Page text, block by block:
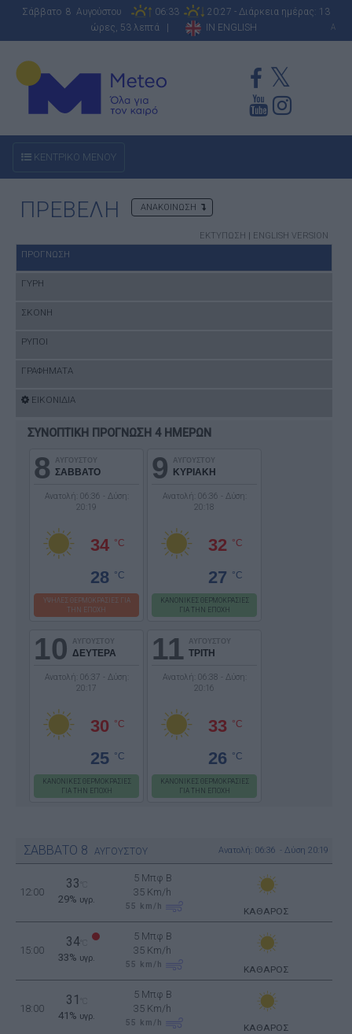
Σάββατο 8 Αυγούστου 06:33
20:27 - Διάρκεια ημέρας: 13
ώρες, 53 λεπτά |
IN ENGLISH A
ΚΕΝΤΡΙΚΟ ΜΕΝΟΥ
ΠΡΕΒΕΛΗ ΑΝΑΚΟΙΝΩΣΗ
ΕΚΤΥΠΩΣΗ | ENGLISH VERSION
ΠΡΟΓΝΩΣΗ
ΓΥΡΗ
ΣΚΟΝΗ
ΡΥΠΟΙ
ΓΡΑΦΗΜΑΤΑ
ΕΙΚΟΝΙΔΙΑ
ΣΥΝΟΠΤΙΚΗ ΠΡΟΓΝΩΣΗ 4 ΗΜΕΡΩΝ
8 ΑΥΓΟΥΣΤΟΥ
ΣΑΒΒΑΤΟ
Ανατολή: 06:36 - Δύση:
20:19
34 °C
28 °C
ΥΨΗΛΕΣ ΘΕΡΜΟΚΡΑΣΙΕΣ ΓΙΑ
ΤΗΝ ΕΠΟΧΗ
9 ΑΥΓΟΥΣΤΟΥ
ΚΥΡΙΑΚΗ
Ανατολή: 06:36 - Δύση:
20:18
32 °C
27 °C
ΚΑΝΟΝΙΚΕΣ ΘΕΡΜΟΚΡΑΣΙΕΣ
ΓΙΑ ΤΗΝ ΕΠΟΧΗ
10 ΑΥΓΟΥΣΤΟΥ
ΔΕΥΤΕΡΑ
Ανατολή: 06:37 - Δύση:
20:17
30 °C
25 °C
ΚΑΝΟΝΙΚΕΣ ΘΕΡΜΟΚΡΑΣΙΕΣ
ΓΙΑ ΤΗΝ ΕΠΟΧΗ
11 ΑΥΓΟΥΣΤΟΥ
ΤΡΙΤΗ
Ανατολή: 06:38 - Δύση:
20:16
33 °C
26 °C
ΚΑΝΟΝΙΚΕΣ ΘΕΡΜΟΚΡΑΣΙΕΣ
ΓΙΑ ΤΗΝ ΕΠΟΧΗ
ΣΑΒΒΑΤΟ 8 ΑΥΓΟΥΣΤΟΥ Ανατολή: 06:36 - Δύση 20:19
12:00
33
29% υγρ.
5 Μπφ B
35 Km/h
55 km/h ΚΑΘΑΡΟΣ
15:00
34°C
33% υγρ.
5 Μπφ B
35 Km/h
55 km/h ΚΑΘΑΡΟΣ
18:00
31
41% υγρ.
5 Μπφ B
35 Km/h
55 km/h ΚΑΘΑΡΟΣ